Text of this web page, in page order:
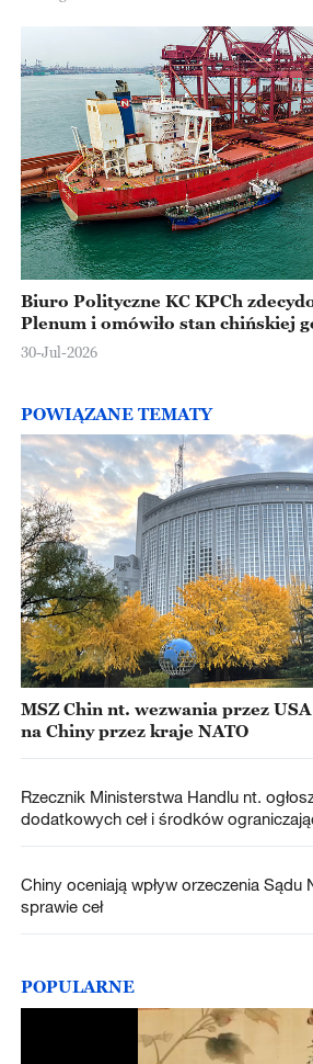
Biuro Polityczne KC KPCh
Plenum i omówiło stan chińskiej
30-Jul-2026
POWIĄZANE TEMATY
MSZ Chin nt. wezwania przez USA
na Chiny przez kraje NATO
Rzecznik Ministerstwa Handlu nt.
dodatkowych ceł i środków
Chiny oceniają wpływ orzeczenia Sądu
sprawie ceł
POPULARNE